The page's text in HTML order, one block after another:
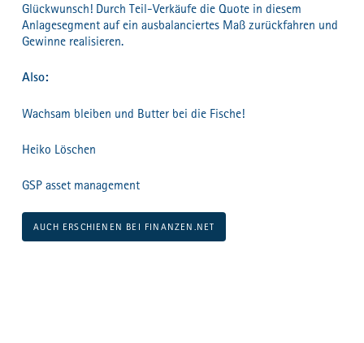
Glückwunsch! Durch Teil-Verkäufe die Quote in diesem
Anlagesegment auf ein ausbalanciertes Maß zurückfahren und
Gewinne realisieren.
Also:
Wachsam bleiben und Butter bei die Fische!
Heiko Löschen
GSP asset management
AUCH ERSCHIENEN BEI FINANZEN.NET